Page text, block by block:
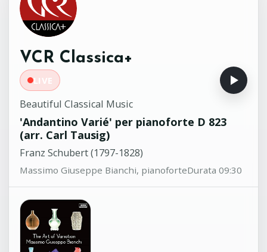
11:31 Ricercar X in sol minore
Anner Bylsma, violoncello
VCR Classica+
LIVE
Beautiful Classical Music
'Andantino Varié' per pianoforte D 823
(arr. Carl Tausig)
Franz Schubert (1797-1828)
Massimo Giuseppe Bianchi, pianoforteDurata 09:30